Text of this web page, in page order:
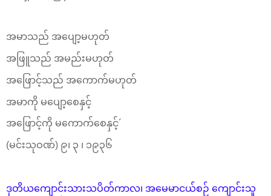
အမာသည် အပျော့မဟုတ်
အဖြူသည် အမည်းမဟုတ်
အဖြောင့်သည် အကောက်မဟုတ်
အမာကို မပျော့စေနှင့်
အဖြောင့်ကို မကောက်စေနှင့်´
(မင်းသုဝဏ်) ၉၊ ၃ ၊ ၁၉၃၆
ဒုတိယကျောင်းသားသပိတ်ကာလ၊ အမေမာငယ်စဉ် ကျောင်းသူ